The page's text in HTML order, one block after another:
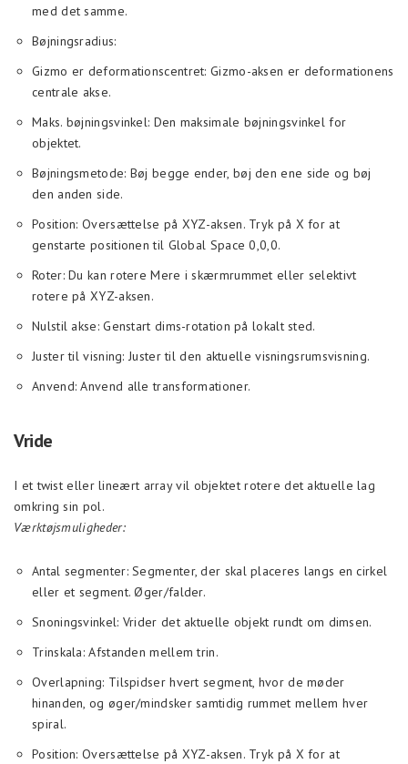
med det samme.
Bøjningsradius:
Gizmo er deformationscentret: Gizmo-aksen er deformationens
centrale akse.
Maks. bøjningsvinkel: Den maksimale bøjningsvinkel for
objektet.
Bøjningsmetode: Bøj begge ender, bøj den ene side og bøj
den anden side.
Position: Oversættelse på XYZ-aksen. Tryk på X for at
genstarte positionen til Global Space 0,0,0.
Roter: Du kan rotere Mere i skærmrummet eller selektivt
rotere på XYZ-aksen.
Nulstil akse: Genstart dims-rotation på lokalt sted.
Juster til visning: Juster til den aktuelle visningsrumsvisning.
Anvend: Anvend alle transformationer.
Vride
I et twist eller lineært array vil objektet rotere det aktuelle lag
omkring sin pol.
Værktøjsmuligheder:
Antal segmenter: Segmenter, der skal placeres langs en cirkel
eller et segment. Øger/falder.
Snoningsvinkel: Vrider det aktuelle objekt rundt om dimsen.
Trinskala: Afstanden mellem trin.
Overlapning: Tilspidser hvert segment, hvor de møder
hinanden, og øger/mindsker samtidig rummet mellem hver
spiral.
Position: Oversættelse på XYZ-aksen. Tryk på X for at